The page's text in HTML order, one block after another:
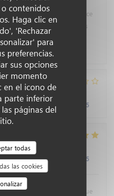
contenidos
Haga clic en
'Rechazar
para
preferencias.
sus opciones
momento
en el icono de
parte inferior
páginas del
todas
las cookies
d'habitude et le service
un plus s'il y avait quelques
les plats. Nous
Menú /5 Calidad / Precio /5
: 5/5 Calidad / Precio /5
un accueil très sympathique